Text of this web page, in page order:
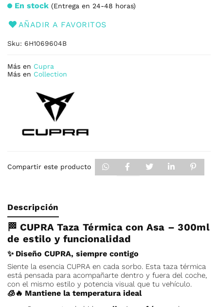
AÑADIR A FAVORITOS
En stock Entrega en 24-48 horas
Sku 6H1069604B
Más en Cupra
Más en Collection
Compartir este producto
Descripción
🏁 CUPRA Taza Térmica con Asa – 300ml
de estilo y funcionalidad
✨ Diseño CUPRA, siempre contigo
Siente la esencia CUPRA en cada sorbo. Esta taza térmica
está pensada para acompañarte dentro y fuera del coche,
con el mismo estilo y potencia visual que tu vehículo.
🧊🔥 Mantiene la temperatura ideal